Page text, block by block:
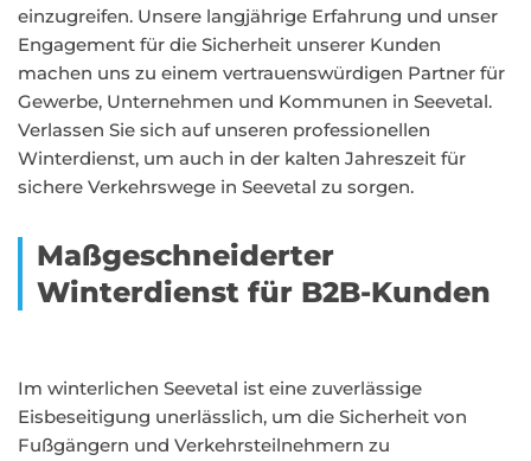
einzugreifen. Unsere langjährige Erfahrung und unser
Engagement für die Sicherheit unserer Kunden
machen uns zu einem vertrauenswürdigen Partner für
Gewerbe, Unternehmen und Kommunen in Seevetal.
Verlassen Sie sich auf unseren professionellen
Winterdienst, um auch in der kalten Jahreszeit für
sichere Verkehrswege in Seevetal zu sorgen.
Maßgeschneiderter
Winterdienst für B2B-Kunden
Im winterlichen Seevetal ist eine zuverlässige
Eisbeseitigung unerlässlich, um die Sicherheit von
Fußgängern und Verkehrsteilnehmern zu